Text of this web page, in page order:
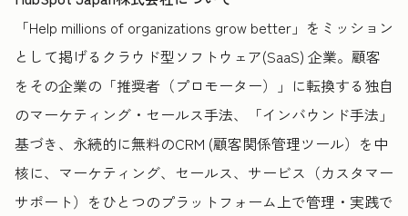
ク
タ
ー:
linkedin
「Help millions of organizations grow better」をミッション
として掲げるクラウド型ソフトウェア(SaaS) 企業。顧客
をその企業の「推奨者（プロモーター）」に転換する独自
のマーケティング・セールス手法、「インバウンド手法」
基づき、永続的に無料のCRM (顧客関係管理ツール）を中
核に、マーケティング、セールス、サービス（カスタマー
サポート）をひとつのプラットフォーム上で管理・実践で